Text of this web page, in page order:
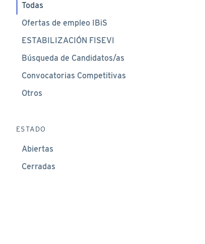
Todas
Ofertas de empleo IBiS
ESTABILIZACIÓN FISEVI
Búsqueda de Candidatos/as
Convocatorias Competitivas
Otros
ESTADO
Abiertas
Cerradas